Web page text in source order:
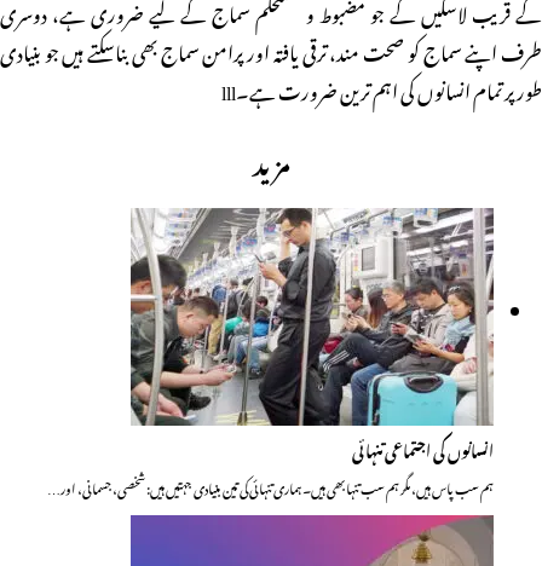
کے قریب لاسکیں گے جو مضبوط و مستحکم سماج کے لیے ضروری ہے، دوسری
طرف اپنے سماج کو صحت مند، ترقی یافتہ اور پرامن سماج بھی بناسکتے ہیں جو بنیادی
طور پر تمام انسانوں کی اہم ترین ضرورت ہے۔lll
مزید
انسانوں کی اجتماعی تنہائی
ہم سب پاس ہیں، مگر ہم سب تنہا بھی ہیں۔ ہماری تنہائی کی تین بنیادی جہتیں ہیں: شخصی، جسمانی، اور…